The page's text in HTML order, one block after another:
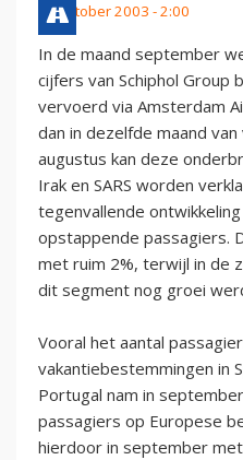
10 oktober 2003 - 2:00
In de maand september
cijfers van Schiphol Group
vervoerd via Amsterdam
dan in dezelfde maand
augustus kan deze
Irak en SARS worden
tegenvallende
opstappende passagiers.
met ruim 2%, terwijl in de
dit segment nog groei
Vooral het aantal
vakantiebestemmingen in
Portugal nam in
passagiers op Europese
hierdoor in september